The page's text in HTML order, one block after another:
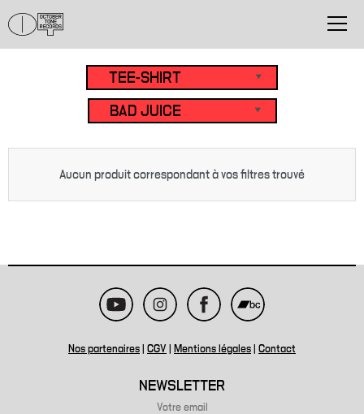
Aucun produit correspondant à vos filtres trouvé
Nos partenaires CGV Mentions légales Contact
NEWSLETTER